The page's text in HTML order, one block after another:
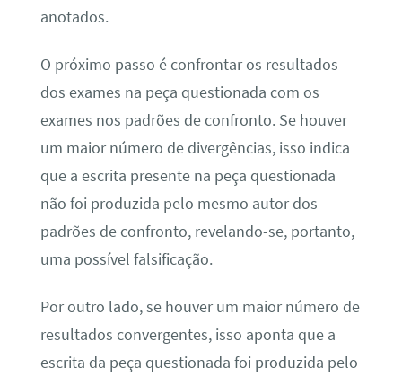
anotados.
O próximo passo é confrontar os resultados
dos exames na peça questionada com os
exames nos padrões de confronto. Se houver
um maior número de divergências, isso indica
que a escrita presente na peça questionada
não foi produzida pelo mesmo autor dos
padrões de confronto, revelando-se, portanto,
uma possível falsificação.
Por outro lado, se houver um maior número de
resultados convergentes, isso aponta que a
escrita da peça questionada foi produzida pelo